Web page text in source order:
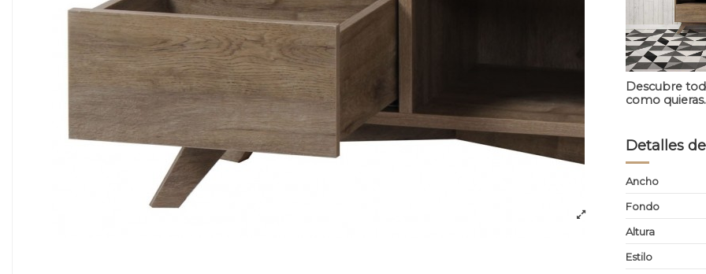
Descubre
como quieras.
Detalles
Ancho
Fondo
Altura
Estilo